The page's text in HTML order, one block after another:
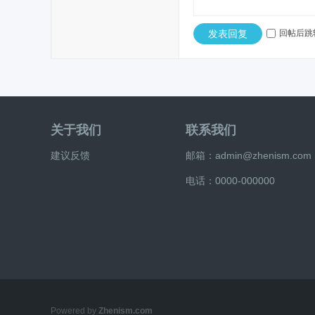
发表回复 回帖后
关于我们
建议反馈
联系我们
邮箱：admin@zhenism.com
电话：0000-000000
Powered by Zhenism.com